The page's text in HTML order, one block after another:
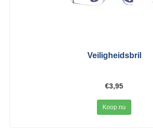
Veiligheidsbril
€3,95
Koop nu